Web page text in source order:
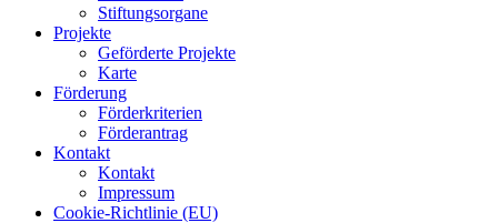
Stiftungsorgane
Projekte
Geförderte Projekte
Karte
Förderung
Förderkriterien
Förderantrag
Kontakt
Kontakt
Impressum
Cookie-Richtlinie (EU)